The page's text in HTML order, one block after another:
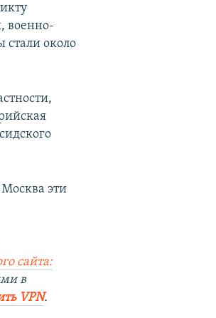
военно-
стали около
эти
сайта:
в
VPN.